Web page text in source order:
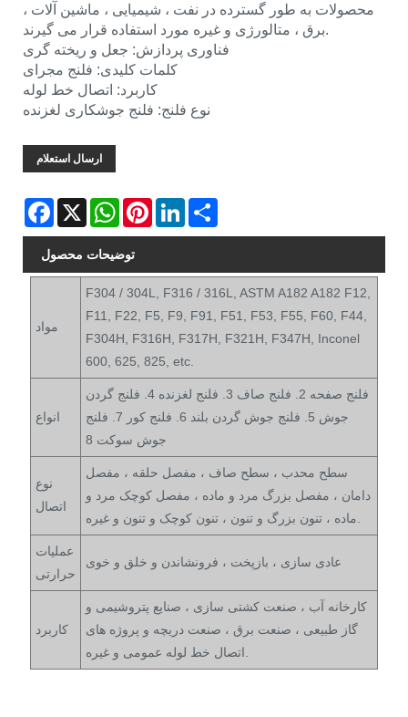
محصولات به طور گسترده در نفت ، شیمیایی ، ماشین آلات ،
برق ، متالورژی و غیره مورد استفاده قرار می گیرند.
فناوری پردازش: جعل و ریخته گری
کلمات کلیدی: فلنج مجرای
کاربرد: اتصال خط لوله
نوع فلنج: فلنج جوشکاری لغزنده
ارسال استعلام
Facebook
X WhatsAppPinterestLinkedIn
توضیحات محصول
مواد
F304 / 304L, F316 / 316L, ASTM A182 A182 F12,
F11, F22, F5, F9, F91, F51, F53, F55, F60, F44,
F304H, F316H, F317H, F321H, F347H, Inconel
600, 625, 825, etc.
انواع
فلنج صفحه 2. فلنج صاف 3. فلنج لغزنده 4. فلنج گردن
جوش 5. فلنج جوش گردن بلند 6. فلنج کور 7. فلنج
جوش سوکت 8
نوع
اتصال
سطح محدب ، سطح صاف ، مفصل حلقه ، مفصل
دامان ، مفصل بزرگ مرد و ماده ، مفصل کوچک مرد و
عملیات
حرارتی
عادی سازی ، بازپخت ، فرونشاندن و خلق و خوی
کاربرد
کارخانه آب ، صنعت کشتی سازی ، صنایع پتروشیمی و
گاز طبیعی ، صنعت برق ، صنعت دریچه و پروژه های